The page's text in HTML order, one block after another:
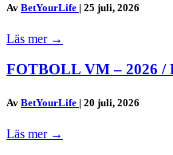
Av BetYourLife | 25 juli, 2026
Läs mer →
FOTBOLL VM – 2026 /
Av BetYourLife | 20 juli, 2026
Läs mer →